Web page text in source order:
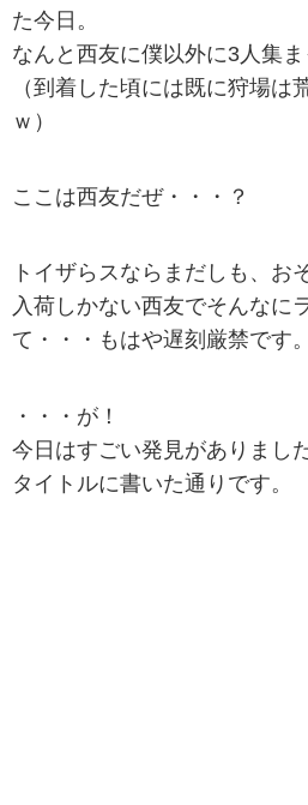
た今日。
なんと西友に僕以外に3人集ま
（到着した頃には既に狩場は
ｗ）
ここは西友だぜ・・・？
トイザらスならまだしも、お
入荷しかない西友でそんなに
て・・・もはや遅刻厳禁です。
・・・が！
今日はすごい発見がありました
タイトルに書いた通りです。